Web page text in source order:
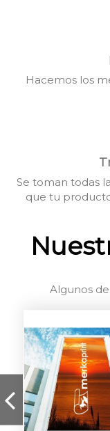
Hacemos los
Se toman todas
que tu
Algunos